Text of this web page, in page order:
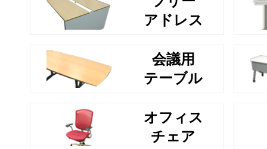
アドレス
会議用
テーブル
オフィス
チェア